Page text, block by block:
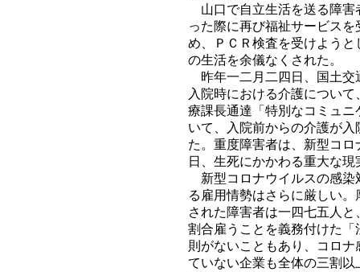
山口で自立生活を送る障害
った際に再び福祉サービス
め、ＰＣＲ検査を受けよう
の生活を余儀なくされた。
昨年一二月二四日、国土交
入院時における介護につい
療課長通達「特別なコミュ
いて、入院前からの介護が
た。重度障害者は、新型コ
日、生死にかかわる重大な
新型コロナウイルスの感染
る雇用情勢はさらに厳しい
された障害者は一四七五人
割合雇うことを義務付けた
則がないこともあり、コロ
ていない企業も全体の三割